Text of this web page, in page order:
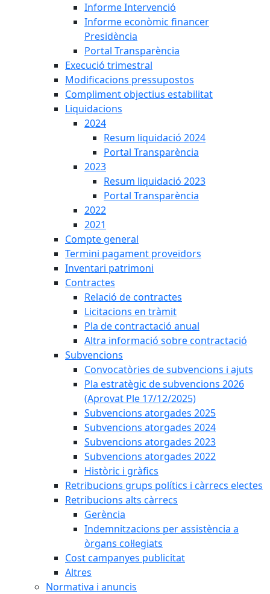
Informe Intervenció
Informe econòmic financer
Presidència
Portal Transparència
Execució trimestral
Modificacions pressupostos
Compliment objectius estabilitat
Liquidacions
2024
Resum liquidació 2024
Portal Transparència
2023
Resum liquidació 2023
Portal Transparència
2022
2021
Compte general
Termini pagament proveïdors
Inventari patrimoni
Contractes
Relació de contractes
Licitacions en tràmit
Pla de contractació anual
Altra informació sobre contractació
Subvencions
Convocatòries de subvencions i ajuts
Pla estratègic de subvencions 2026
(Aprovat Ple 17/12/2025)
Subvencions atorgades 2025
Subvencions atorgades 2024
Subvencions atorgades 2023
Subvencions atorgades 2022
Històric i gràfics
Retribucions grups polítics i càrrecs electes
Retribucions alts càrrecs
Gerència
Indemnitzacions per assistència a
òrgans col·legiats
Cost campanyes publicitat
Altres
Normativa i anuncis